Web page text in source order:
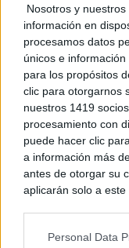
Nosotros y
información en
procesamos datos
únicos e
para los propósitos
clic para otorgarnos
nuestros 1419
procesamiento con
puede hacer clic
a información más
antes de otorgar su
aplicarán solo a
rechazar tal
Personal Data
¿Sabes qué baja tu
Lo haces todos